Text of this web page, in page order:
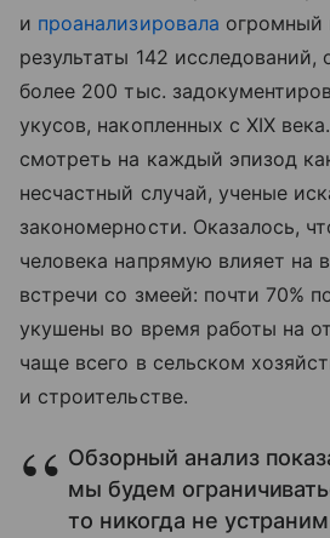
и проанализировала
результаты 142
более 200 тыс.
укусов, накопленных с XIX
смотреть на каждый эпизод
несчастный случай, ученые
закономерности. Оказалось,
человека напрямую влияет на
встречи со змеей: почти 70%
укушены во время работы на
чаще всего в сельском
и строительстве.
Обзорный анализ
мы будем
то никогда не